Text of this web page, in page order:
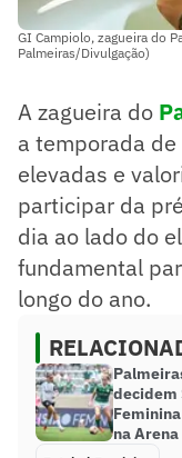
GI Campiolo, zagueira do
Palmeiras/Divulgação)
A zagueira do
a temporada
elevadas e
participar da
dia ao lado do
fundamental
longo do ano.
decidem
na